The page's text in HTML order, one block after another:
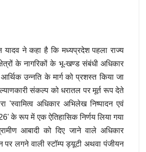
यादव ने कहा है कि मध्यप्रदेश पहला राज्य
के नागरिकों के भू-खण्ड संबंधी अधिकार
उन्नति के मार्ग को प्रशस्त किया जा
संकल्प को धरातल पर मूर्त रूप देते
'स्वामित्व अधिकार अभिलेख निष्पादन एवं
के रूप में एक ऐतिहासिक निर्णय लिया गया
आबादी को दिए जाने वाले अधिकार
लगने वाली स्टॉम्प ड्यूटी अथवा पंजीयन